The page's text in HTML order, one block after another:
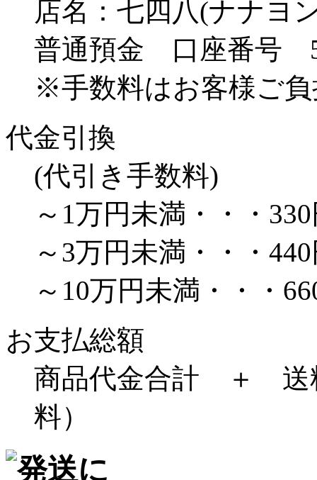
店名：七四八(ナナヨ
普通預金 口座番号
※手数料はお客様ご
代金引換
(代引き手数料)
～1万円未満・・・
～3万円未満・・・
～10万円未満・・・
お支払総額
商品代金合計 ＋
料）